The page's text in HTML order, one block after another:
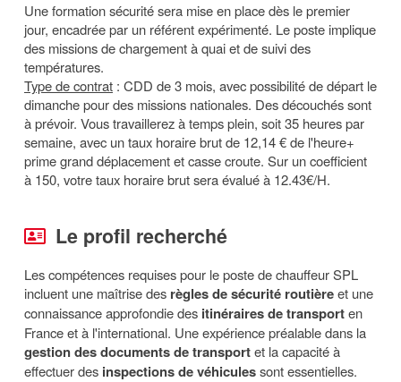
Une formation sécurité sera mise en place dès le premier
jour, encadrée par un référent expérimenté. Le poste implique
des missions de chargement à quai et de suivi des
températures.
Type de contrat : CDD de 3 mois, avec possibilité de départ le
dimanche pour des missions nationales. Des découchés sont
à prévoir. Vous travaillerez à temps plein, soit 35 heures par
semaine, avec un taux horaire brut de 12,14 € de l'heure+
prime grand déplacement et casse croute. Sur un coefficient
à 150, votre taux horaire brut sera évalué à 12.43€/H.
Le profil recherché
Les compétences requises pour le poste de chauffeur SPL
incluent une maîtrise des règles de sécurité routièreet une
connaissance approfondie des itinéraires de transporten
France et à l'international. Une expérience préalable dans la
gestion des documents de transportet la capacité à
effectuer des inspections de véhiculessont essentielles.